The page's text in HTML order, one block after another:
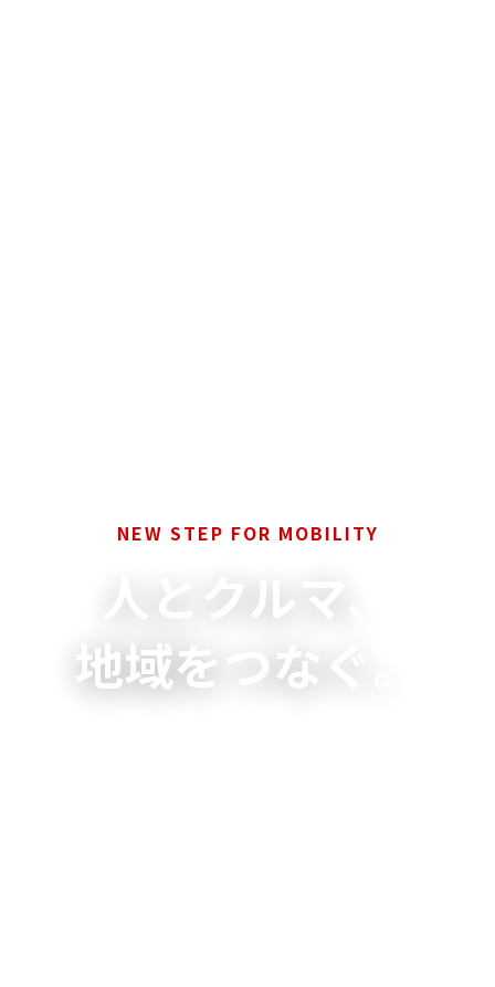
NEW STEP FOR MOBILITY
人とクルマ、
地域をつなぐ。